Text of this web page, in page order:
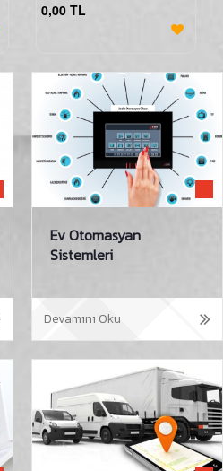
0,00 TL
Ev Otomasyan
Sistemleri
Devamını Oku